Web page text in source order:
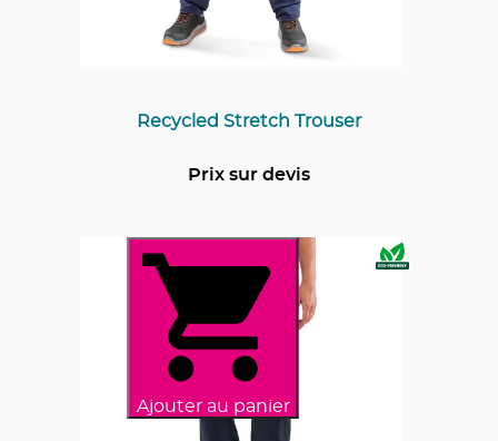
Recycled Stretch Trouser
Prix sur devis
Ajouter au panier